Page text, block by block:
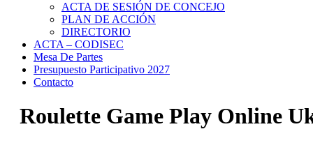
ACTA DE SESIÓN DE CONCEJO
PLAN DE ACCIÓN
DIRECTORIO
ACTA – CODISEC
Mesa De Partes
Presupuesto Participativo 2027
Contacto
Roulette Game Play Online